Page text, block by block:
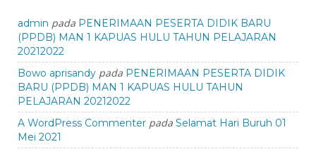
admin pada PENERIMAAN PESERTA DIDIK BARU
(PPDB) MAN 1 KAPUAS HULU TAHUN PELAJARAN
20212022
Bowo aprisandy pada PENERIMAAN PESERTA DIDIK
BARU (PPDB) MAN 1 KAPUAS HULU TAHUN
PELAJARAN 20212022
A WordPress Commenter pada Selamat Hari Buruh 01
Mei 2021